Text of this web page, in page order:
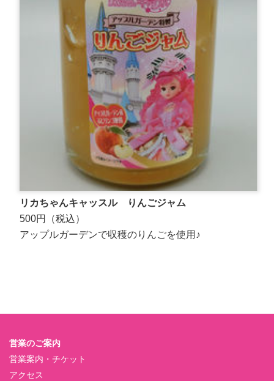
リカちゃんキャッスル りんごジャム
500円（税込）
アップルガーデンで収穫のりんごを使用♪
営業のご案内
営業案内・チケット
アクセス